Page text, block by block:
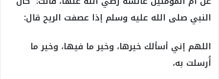
النبي صلى الله عليه وسلم إذا عصفت الريح قال:
اللهم إني أسألك خيرها، وخير ما فيها، وخير ما
أُرسلت به،